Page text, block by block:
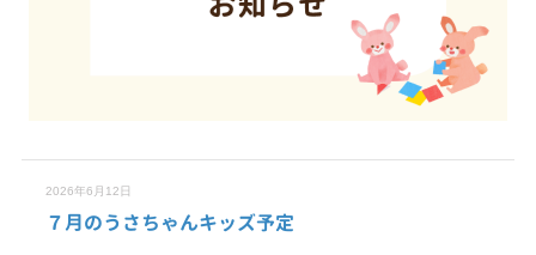
2026年6月12日
７月のうさちゃんキッズ予定